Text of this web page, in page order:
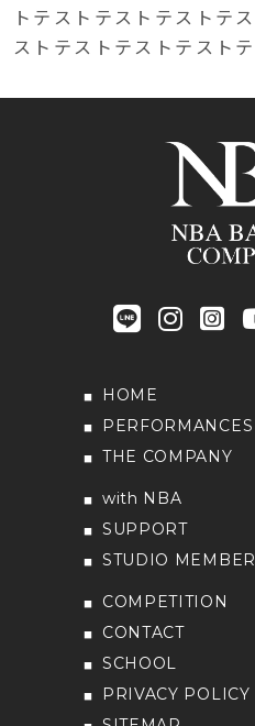
トテストテストテストテ
ストテストテストテスト
HOME
PERFORMANCES
THE COMPANY
with NBA
SUPPORT
STUDIO
COMPETITION
CONTACT
SCHOOL
PRIVACY POLICY